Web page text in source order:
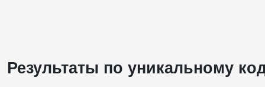
Результаты по уникальному